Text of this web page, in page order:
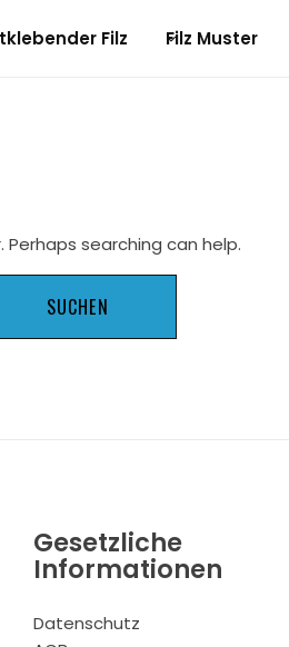
Filz Filz Muster
Perhaps searching can help.
Gesetzliche
Informationen
Datenschutz